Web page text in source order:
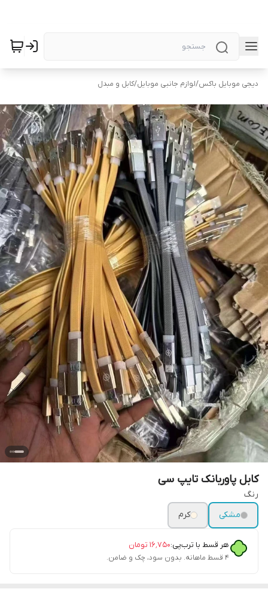
دیجی موبایل باکس/لوازم جانبی موبایل/کابل و مبدل
کابل پاوربانک تایپ سی
رنگ
مشکی
کرم
هر قسط با ترب‌پی:۱۶٬۷۵۰ تومان
۴ قسط ماهانه. بدون سود، چک و ضامن.